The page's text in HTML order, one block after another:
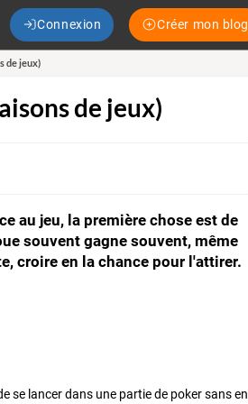
Connexion Créer mon blog
de jeux)
de jeux)
au jeu, la première chose est de
souvent gagne souvent, même
croire en la chance pour l'attirer.
se lancer dans une partie de poker sans en